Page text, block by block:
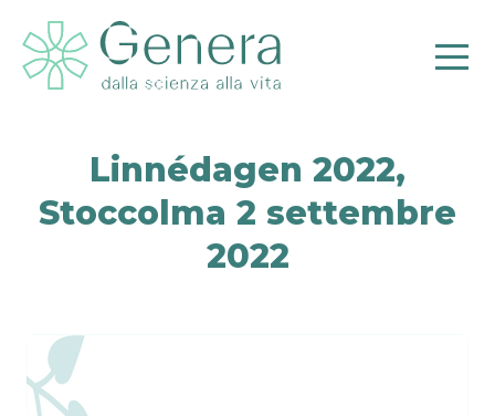
Linnédagen 2022,
Stoccolma 2 settembre
2022